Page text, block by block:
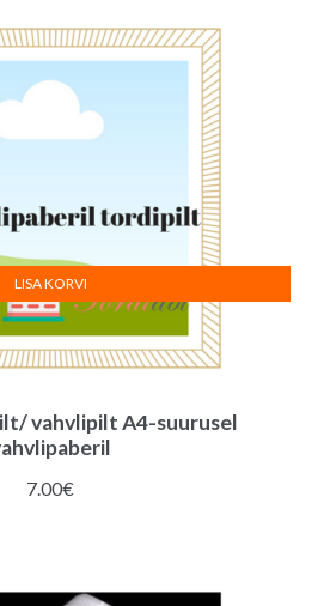
vahvlipilt A4-suurusel
7.00€
LISA KORVI